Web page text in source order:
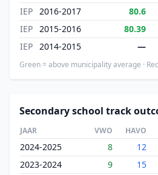
IEP
2016-2017 80.6
IEP
2015-2016 80.39
IEP
2014-2015 —
Green = above municipality average ·
Secondary school track
JAAR VWO HAVO
2024-2025 8 12
2023-2024
9 15